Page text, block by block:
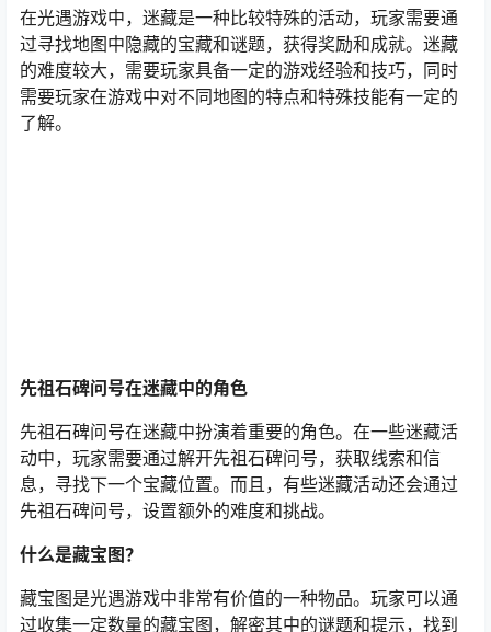
在光遇游戏中，迷藏是一种比较特殊的活动，玩家需要通
过寻找地图中隐藏的宝藏和谜题，获得奖励和成就。迷藏
的难度较大，需要玩家具备一定的游戏经验和技巧，同时
需要玩家在游戏中对不同地图的特点和特殊技能有一定的
了解。
先祖石碑问号在迷藏中的角色
先祖石碑问号在迷藏中扮演着重要的角色。在一些迷藏活
动中，玩家需要通过解开先祖石碑问号，获取线索和信
息，寻找下一个宝藏位置。而且，有些迷藏活动还会通过
先祖石碑问号，设置额外的难度和挑战。
什么是藏宝图？
藏宝图是光遇游戏中非常有价值的一种物品。玩家可以通
过收集一定数量的藏宝图，解密其中的谜题和提示，找到